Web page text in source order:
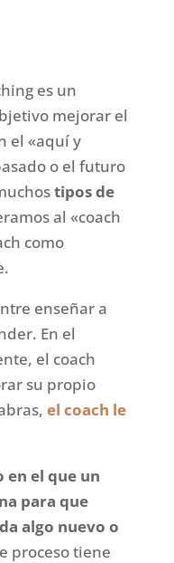
es un
mejorar el
el «aquí y
o el futuro
tipos de
al «coach
como
enseñar a
En el
el coach
su propio
el coach le
en el que un
para que
algo nuevo o
proceso tiene